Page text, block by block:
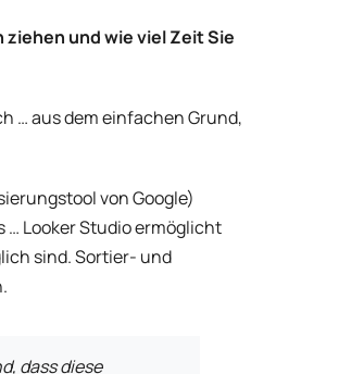
und wie viel Zeit Sie
… aus dem einfachen Grund,
von Google)
… Looker Studio ermöglicht
sind. Sortier- und
dass diese